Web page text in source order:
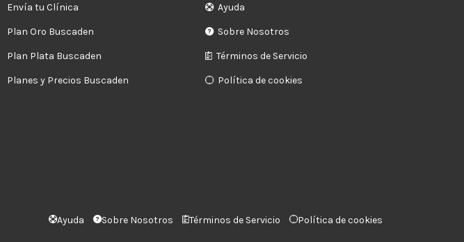
Envía tu Clínica
Plan Oro Buscaden
Plan Plata Buscaden
Planes y Precios Buscaden
Ayuda
Sobre Nosotros
Términos de Servicio
Política de cookies
Ayuda Sobre Nosotros Términos de Servicio Política de cookies